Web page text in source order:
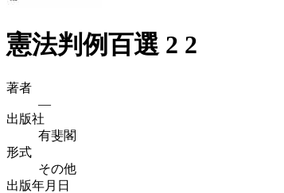
憲法判例百選 2 2
著者
—
出版社
有斐閣
形式
その他
出版年月日